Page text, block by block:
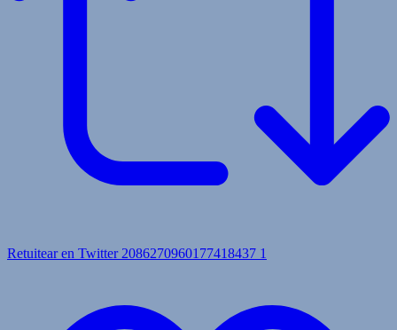
Retuitear en Twitter 2086270960177418437 1